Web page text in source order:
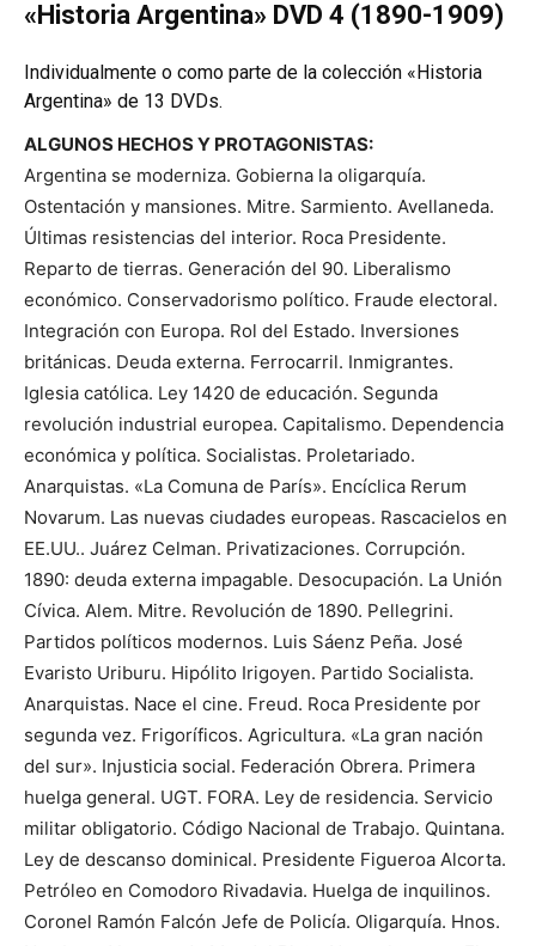
«Historia Argentina» DVD 4 (1890-1909)
Individualmente o como parte de la colección «Historia
Argentina» de 13 DVDs.
ALGUNOS HECHOS Y PROTAGONISTAS:
Argentina se moderniza. Gobierna la oligarquía.
Ostentación y mansiones. Mitre. Sarmiento. Avellaneda.
Últimas resistencias del interior. Roca Presidente.
Reparto de tierras. Generación del 90. Liberalismo
económico. Conservadorismo político. Fraude electoral.
Integración con Europa. Rol del Estado. Inversiones
británicas. Deuda externa. Ferrocarril. Inmigrantes.
Iglesia católica. Ley 1420 de educación. Segunda
revolución industrial europea. Capitalismo. Dependencia
económica y política. Socialistas. Proletariado.
Anarquistas. «La Comuna de París». Encíclica Rerum
Novarum. Las nuevas ciudades europeas. Rascacielos en
EE.UU.. Juárez Celman. Privatizaciones. Corrupción.
1890: deuda externa impagable. Desocupación. La Unión
Cívica. Alem. Mitre. Revolución de 1890. Pellegrini.
Partidos políticos modernos. Luis Sáenz Peña. José
Evaristo Uriburu. Hipólito Irigoyen. Partido Socialista.
Anarquistas. Nace el cine. Freud. Roca Presidente por
segunda vez. Frigoríficos. Agricultura. «La gran nación
del sur». Injusticia social. Federación Obrera. Primera
huelga general. UGT. FORA. Ley de residencia. Servicio
militar obligatorio. Código Nacional de Trabajo. Quintana.
Ley de descanso dominical. Presidente Figueroa Alcorta.
Petróleo en Comodoro Rivadavia. Huelga de inquilinos.
Coronel Ramón Falcón Jefe de Policía. Oligarquía. Hnos.